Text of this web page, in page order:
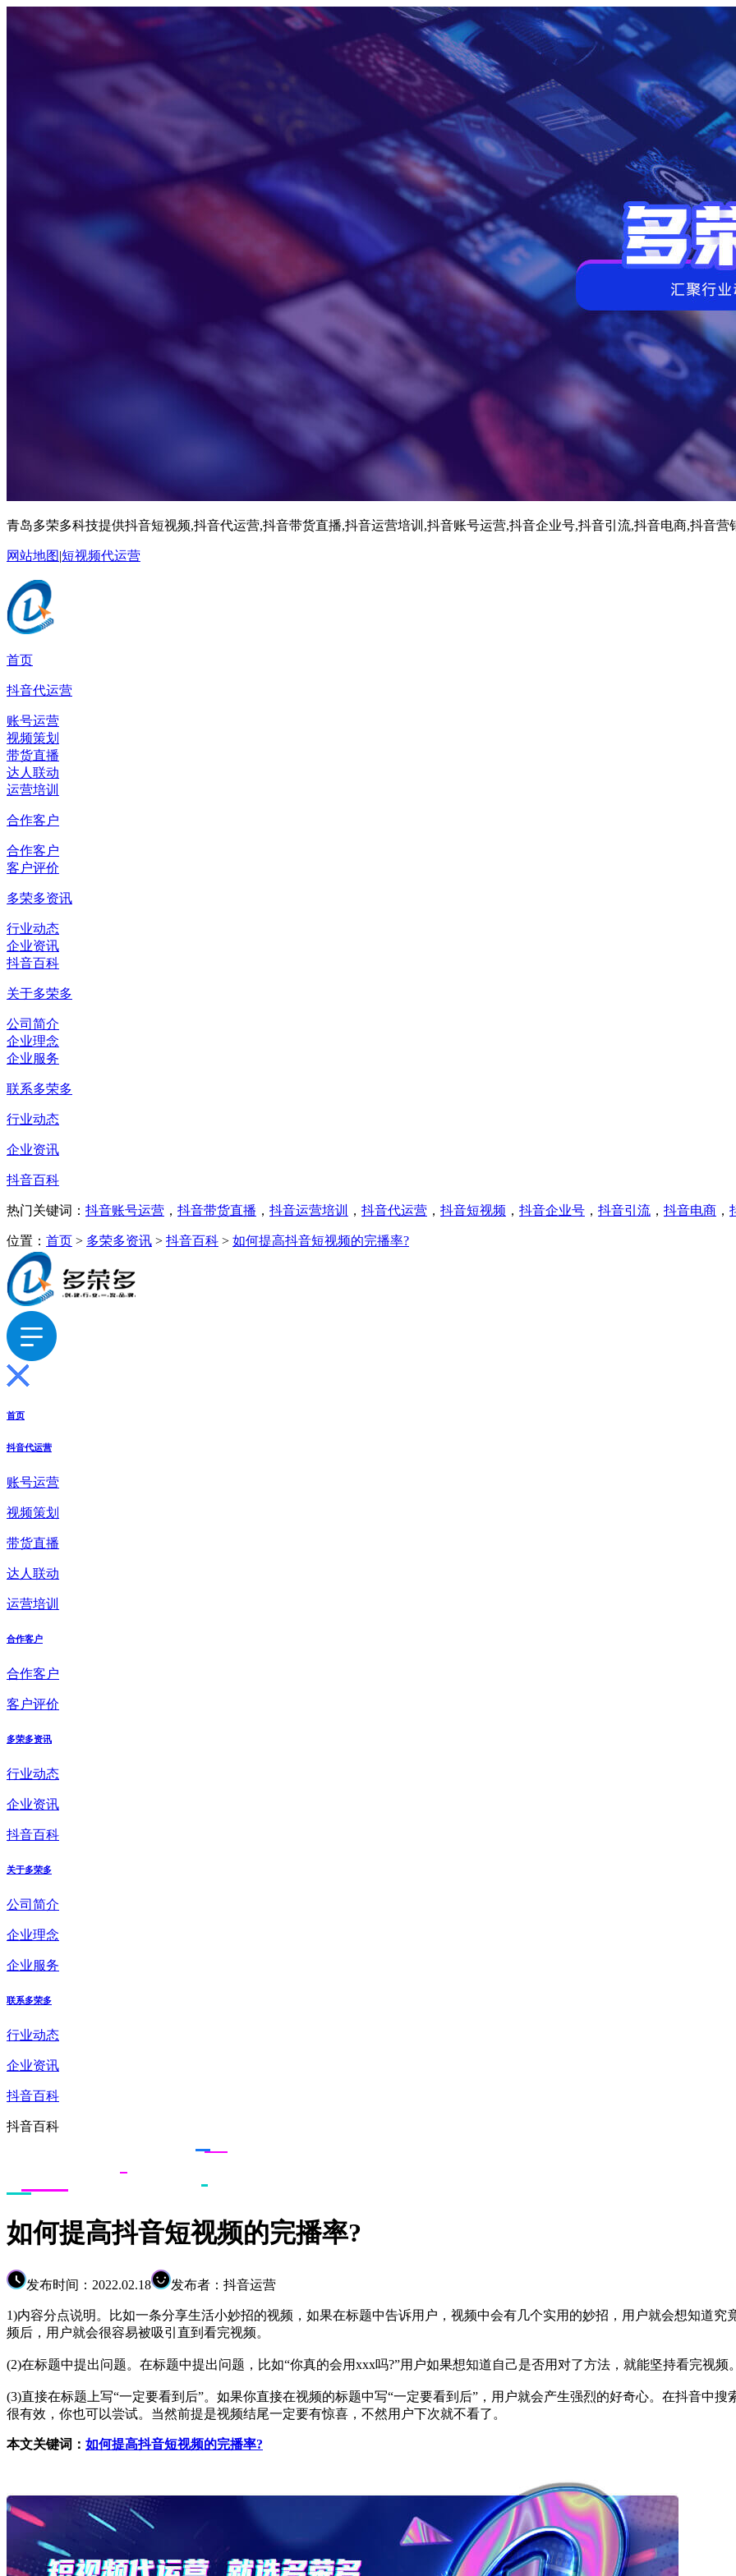
青岛多荣多科技提供抖音短视频,抖音代运营,抖音带货直播,抖音运营培训,抖音账号运营,抖音企业号,抖音引流,抖音电商,抖音营
网站地图|短视频代运营
首页
抖音代运营
账号运营
视频策划
带货直播
达人联动
运营培训
合作客户
合作客户
客户评价
多荣多资讯
行业动态
企业资讯
抖音百科
关于多荣多
公司简介
企业理念
企业服务
联系多荣多
行业动态
企业资讯
抖音百科
热门关键词： 抖音账号运营 ， 抖音带货直播 ， 抖音运营培训 ， 抖音代运营 ， 抖音短视频 ， 抖音企业号 ， 抖音引流 ， 抖音电商 ，
位置： 首页 > 多荣多资讯 > 抖音百科 > 如何提高抖音短视频的完播率?
首页
抖音代运营
账号运营
视频策划
带货直播
达人联动
运营培训
合作客户
合作客户
客户评价
多荣多资讯
行业动态
企业资讯
抖音百科
关于多荣多
公司简介
企业理念
企业服务
联系多荣多
行业动态
企业资讯
抖音百科
抖音百科
如何提高抖音短视频的完播率?
发布时间：2022.02.18 发布者：抖音运营
1)内容分点说明。比如一条分享生活小妙招的视频，如果在标题中告诉用户，视频中会有几个实用的妙招，用户就会想知道
频后，用户就会很容易被吸引直到看完视频。
(2)在标题中提出问题。在标题中提出问题，比如“你真的会用xxx吗?”用户如果想知道自己是否用对了方法，就能坚持看完视频。
(3)直接在标题上写“一定要看到后”。如果你直接在视频的标题中写“一定要看到后”，用户就会产生强烈的好奇心。在抖音中
很有效，你也可以尝试。当然前提是视频结尾一定要有惊喜，不然用户下次就不看了。
本文关键词： 如何提高抖音短视频的完播率?